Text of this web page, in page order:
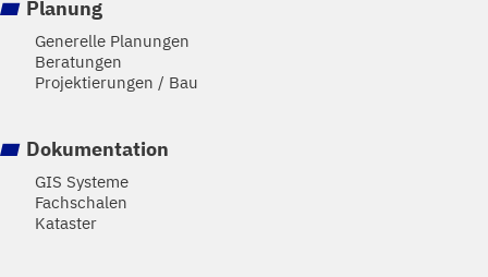
Planung
Generelle Planungen
Beratungen
Projektierungen / Bau
Dokumentation
GIS Systeme
Fachschalen
Kataster